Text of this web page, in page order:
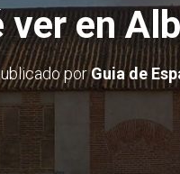
ver en
porGuia de